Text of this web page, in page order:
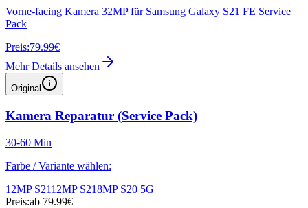
Vorne-facing Kamera 32MP für Samsung Galaxy S21 FE Service
Pack
Preis:79.99€
Mehr Details ansehen
Original
Kamera Reparatur (Service Pack)
30-60 Min
Farbe / Variante wählen:
12MP S2112MP S218MP S20 5G
Preis:ab 79.99€